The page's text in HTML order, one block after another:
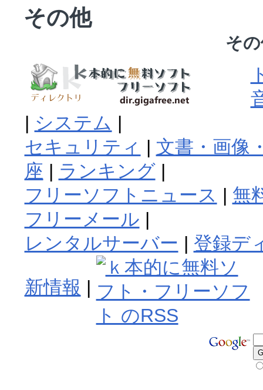
その他
そ
| システム |
セキュリティ | 文書・画像
座 | ランキング|
フリーソフトニュース | 無
フリーメール |
レンタルサーバー | 登録デ
新情報 |